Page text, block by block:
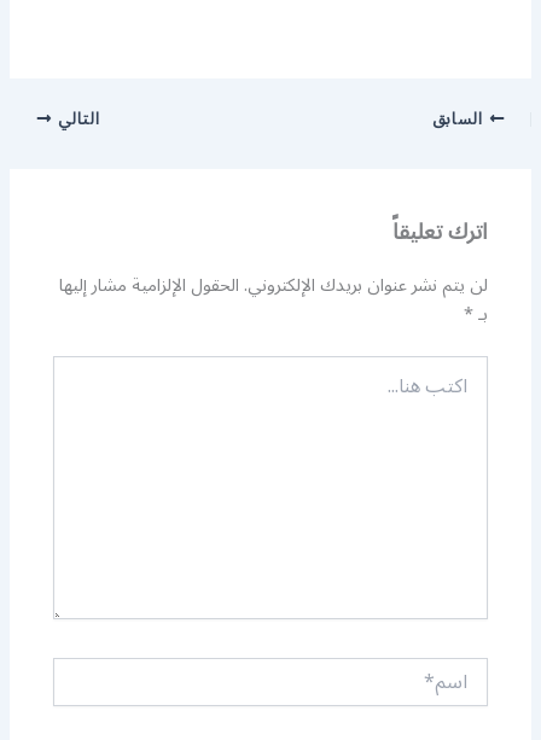
السابق التالي
اترك تعليقاً
لن يتم نشر عنوان بريدك الإلكتروني.الحقول الإلزامية مشار إليها
بـ*
اكتب
هنا...
اسم*